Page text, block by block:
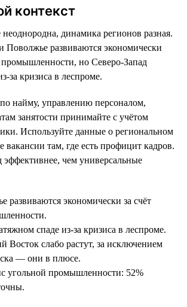
контекст
динамика регионов разная.
развиваются экономически
промышленности, но Северо-Запад
за кризиса в леспроме.
найму, управлению персоналом,
занятости принимайте с учётом
Используйте данные о региональном
вакансии там, где есть профицит кадров.
чем универсальные
развиваются экономически за счёт
спаде из-за кризиса в леспроме.
Восток слабо растут, за исключением
— они в плюсе.
угольной промышленности: 52%